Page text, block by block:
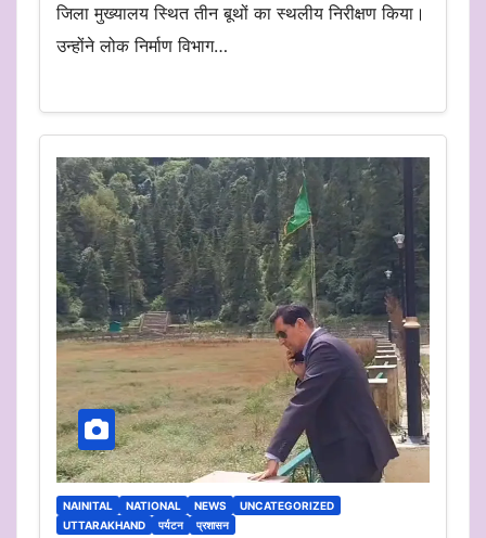
जिला मुख्यालय स्थित तीन बूथों का स्थलीय निरीक्षण किया।
उन्होंने लोक निर्माण विभाग…
NAINITAL NATIONAL NEWS
UNCATEGORIZED
UTTARAKHAND
पर्यटन प्रशासन